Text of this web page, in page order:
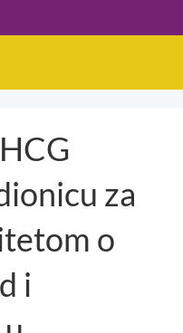
za
o
i